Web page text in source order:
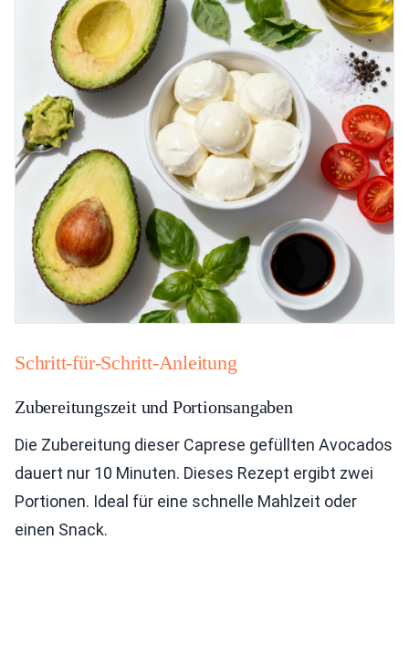
Schritt-für-Schritt-Anleitung
Zubereitungszeit und Portionsangaben
Die Zubereitung dieser Caprese gefüllten Avocados
dauert nur 10 Minuten. Dieses Rezept ergibt zwei
Portionen. Ideal für eine schnelle Mahlzeit oder
einen Snack.